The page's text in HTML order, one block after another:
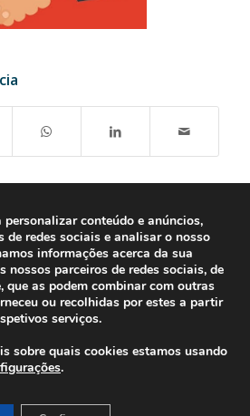
conteúdo e anúncios,
de redes sociais e analisar o nosso
informações acerca da sua
nossos parceiros de redes sociais, de
que as podem combinar com outras
ou recolhidas por estes a partir
serviços.
sobre quais cookies estamos usando
.